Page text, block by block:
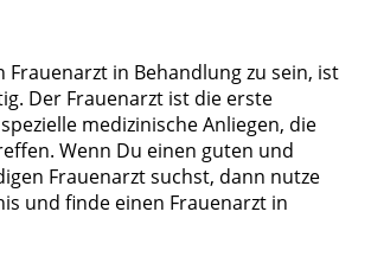
Frauenarzt in Behandlung zu sein, ist
Der Frauenarzt ist die erste
medizinische Anliegen, die
Wenn Du einen guten und
Frauenarzt suchst, dann nutze
und finde einen Frauenarzt in